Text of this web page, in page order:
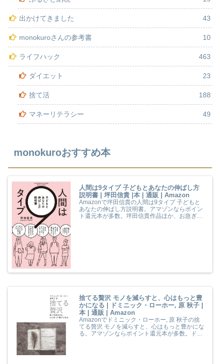
出かけてきました 43
monokuroさんの参考書 10
ライフハック 463
ダイエット 23
捨て活 188
マネーリテラシー 49
monokuroおすすめ本
人間は9タイプ 子どもとあなたの伸ばし方
説明書 | 坪田信貴 |本 | 通販 | Amazon
Amazonで坪田信貴の人間は9タイプ 子どもと
あなたの伸ばし方説明書。アマゾンならポイン
ト還元本が多数。坪田信貴作品ほか、お急ぎ便
捨てる贅沢 モノを減らすと、心はもっと豊
かになる | ドミニック・ローホー, 原 秋子 |
本 | 通販 | Amazon
Amazonでドミニック・ローホー, 原 秋子の捨
てる贅沢 モノを減らすと、心はもっと豊かにな
る。アマゾンならポイント還元本が多数。ドミ